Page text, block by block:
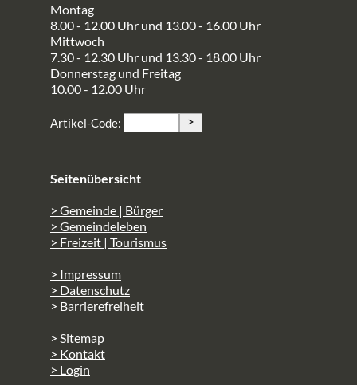
Montag
8.00 - 12.00 Uhr und 13.00 - 16.00 Uhr
Mittwoch
7.30 - 12.30 Uhr und 13.30 - 18.00 Uhr
Donnerstag und Freitag
10.00 - 12.00 Uhr
Artikel-Code: >
Seitenübersicht
> Gemeinde | Bürger
> Gemeindeleben
> Freizeit | Tourismus
> Impressum
> Datenschutz
> Barrierefreiheit
> Sitemap
> Kontakt
> Login